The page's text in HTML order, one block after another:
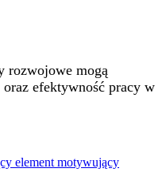
rozwojowe mogą
efektywność pracy w
element motywujący